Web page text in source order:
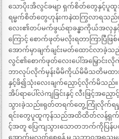
သောပိုးအိလွင်ခမျာ ရှက်စိတ်တွေနှင့်ပူထူ
ရမ္မက်စိတ်တွေဟုန်းကနဲထကြွလာရသည်
လေး၏တပ်မက်ဖွယ်ရာခန္ဓာကိုယ်အလှ
ကြောင့် စောက်ဖုတ်မလိုးရတာကြာပြီဖြ
အောက်မှာချက်ချင်းမတ်ထောင်လာခဲ့သ
လွင်၏စောက်ဖုတ်လေးပေါ်အမြှောင်းလို
ဘာလုပ်လိုက်မှန်းမိမိကိုယ်မိမိသတိမထား
နှင့်ဖိ၍သုံးလေးချက်ညှောင့်လိုက်မိသည်။
အိပ်ရာပေါ်လဲကျခြင်းနှင့် လီးဖြင့်အညှေ
သွားခဲ့သည်။ရုတ်တရက်တွေ့ကြုံလိုက်ရမှုအပ
ရင်းတွေပူထူကုန်သည်အထိထိတ်လန့်ရှက်ရွံ့
င့်အတူ ပြေကျသွားသောတဘက်ကိုပြန်ပတ်
အောက်မှလွတ်စေရန် မ သဘာဝအရသူ